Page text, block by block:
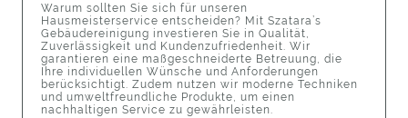
Warum sollten Sie sich für unseren
Hausmeisterservice entscheiden? Mit Szatara’s
Gebäudereinigung investieren Sie in Qualität,
Zuverlässigkeit und Kundenzufriedenheit. Wir
garantieren eine maßgeschneiderte Betreuung, die
Ihre individuellen Wünsche und Anforderungen
berücksichtigt. Zudem nutzen wir moderne Techniken
und umweltfreundliche Produkte, um einen
nachhaltigen Service zu gewährleisten.